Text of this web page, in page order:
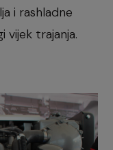
i rashladne
vijek trajanja.